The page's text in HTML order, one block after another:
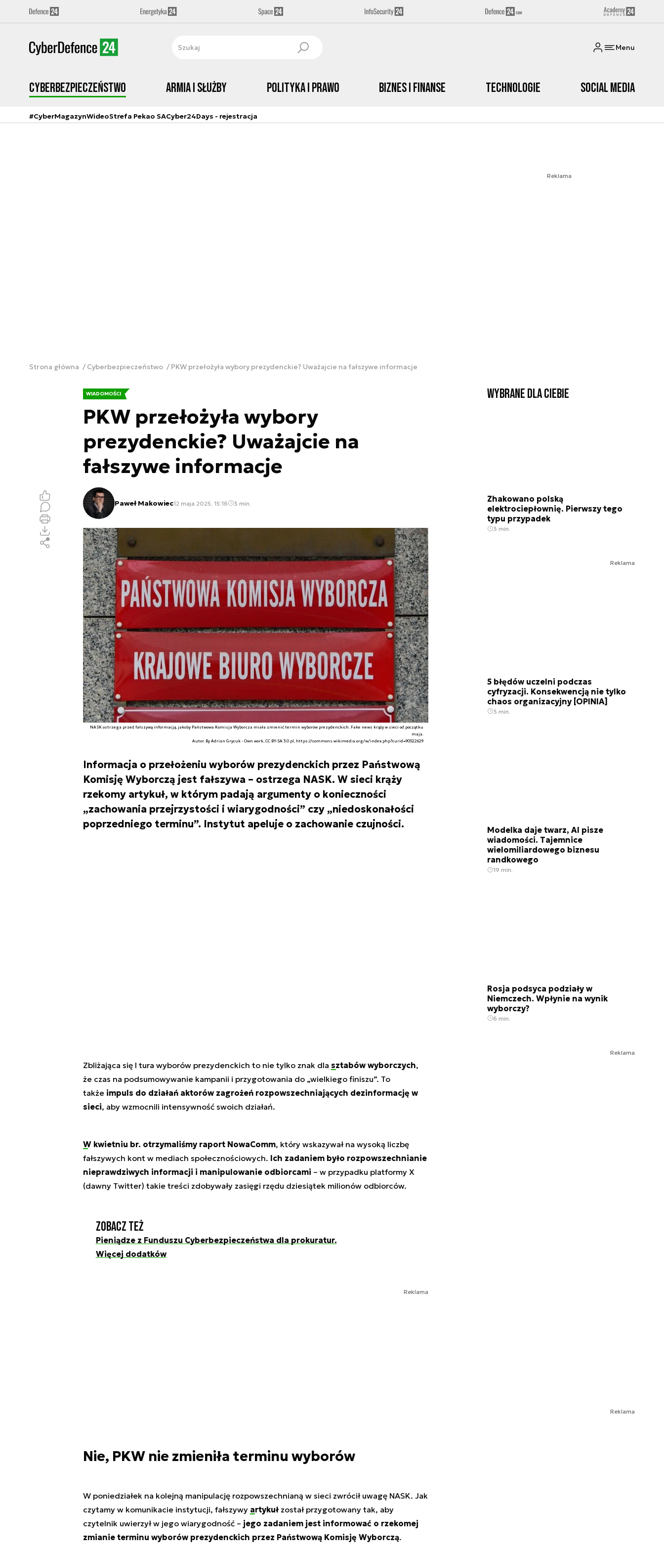
Menu
Cyberbezpieczeństwo Armia i Służby Polityka i prawo Biznes i Finanse Technologie Social media
#CyberMagazynWideoStrefa Pekao SACyber24Days - rejestracja
Reklama
Strona główna Cyberbezpieczeństwo PKW przełożyła wybory prezydenckie? Uważajcie na fałszywe informacje
WIADOMOŚCI
PKW przełożyła wybory
prezydenckie? Uważajcie na
fałszywe informacje
Paweł Makowiec12 maja 2025, 15:16 3 min.
NASK ostrzega przed fałszywą informacją, jakoby Państwowa Komisja Wyborcza miała zmienić termin wyborów prezydenckich. Fake news krąży w sieci od początku
maja.
Autor. By Adrian Grycuk - Own work, CC BY-SA 3.0 pl, https://commons.wikimedia.org/w/index.php?curid=90522629
Informacja o przełożeniu wyborów prezydenckich przez Państwową
Komisję Wyborczą jest fałszywa – ostrzega NASK. W sieci krąży
rzekomy artykuł, w którym padają argumenty o konieczności
„zachowania przejrzystości i wiarygodności” czy „niedoskonałości
poprzedniego terminu”. Instytut apeluje o zachowanie czujności.
Zbliżająca się I tura wyborów prezydenckich to nie tylko znak dla sztabów wyborczych,
że czas na podsumowywanie kampanii i przygotowania do „wielkiego finiszu”. To
także impuls do działań aktorów zagrożeń rozpowszechniających dezinformację w
sieci, aby wzmocnili intensywność swoich działań.
W kwietniu br. otrzymaliśmy raport NowaComm, który wskazywał na wysoką liczbę
fałszywych kont w mediach społecznościowych. Ich zadaniem było rozpowszechnianie
nieprawdziwych informacji i manipulowanie odbiorcami – w przypadku platformy X
(dawny Twitter) takie treści zdobywały zasięgi rzędu dziesiątek milionów odbiorców.
Zobacz też
Pieniądze z Funduszu Cyberbezpieczeństwa dla prokuratur.
Więcej dodatków
Reklama
Nie, PKW nie zmieniła terminu wyborów
W poniedziałek na kolejną manipulację rozpowszechnianą w sieci zwrócił uwagę NASK. Jak
czytamy w komunikacie instytucji, fałszywy artykułzostał przygotowany tak, aby
czytelnik uwierzył w jego wiarygodność – jego zadaniem jest informować o rzekomej
zmianie terminu wyborów prezydenckich przez Państwową Komisję Wyborczą.
Wybrane dla Ciebie
Zhakowano polską
elektrociepłownię. Pierwszy tego
typu przypadek
3 min.
Reklama
5 błędów uczelni podczas
cyfryzacji. Konsekwencją nie tylko
chaos organizacyjny [OPINIA]
3 min.
Modelka daje twarz, AI pisze
wiadomości. Tajemnice
wielomiliardowego biznesu
randkowego
19 min.
Rosja podsyca podziały w
Niemczech. Wpłynie na wynik
wyborczy?
6 min.
Reklama
Reklama